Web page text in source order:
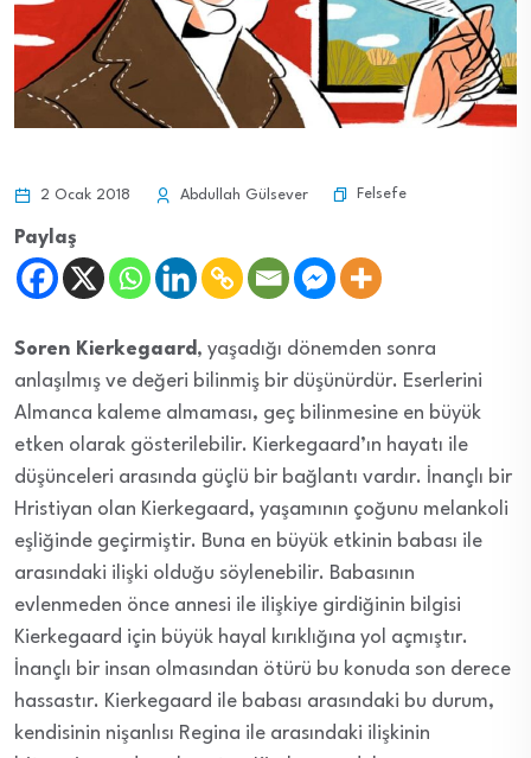
2 Ocak 2018 Abdullah Gülsever Felsefe
Paylaş
Soren Kierkegaard , yaşadığı dönemden sonra
anlaşılmış ve değeri bilinmiş bir düşünürdür. Eserlerini
Almanca kaleme almaması, geç bilinmesine en büyük
etken olarak gösterilebilir. Kierkegaard’ın hayatı ile
düşünceleri arasında güçlü bir bağlantı vardır. İnançlı bir
Hristiyan olan Kierkegaard, yaşamının çoğunu melankoli
eşliğinde geçirmiştir. Buna en büyük etkinin babası ile
arasındaki ilişki olduğu söylenebilir. Babasının
evlenmeden önce annesi ile ilişkiye girdiğinin bilgisi
Kierkegaard için büyük hayal kırıklığına yol açmıştır.
İnançlı bir insan olmasından ötürü bu konuda son derece
hassastır. Kierkegaard ile babası arasındaki bu durum,
kendisinin nişanlısı Regina ile arasındaki ilişkinin